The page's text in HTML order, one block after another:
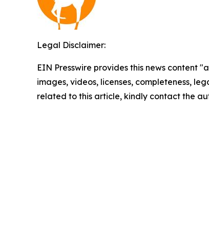
Legal Disclaimer:
EIN Presswire provides this news content
images, videos, licenses, completeness,
related to this article, kindly contact the